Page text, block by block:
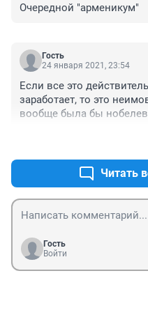
Очередной "арменикум"
Гость
24 января 2021, 23:54
Если все это
заработает, то это
вообще была бы
Читать
Гость
Войти